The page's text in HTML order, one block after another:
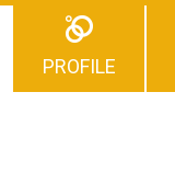
PROFILE